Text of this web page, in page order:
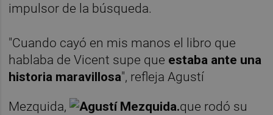
impulsor de la búsqueda.
"Cuando cayó en mis manos el libro que
hablaba de Vicent supe que estaba ante una
historia maravillosa", refleja Agustí
Mezquida,
que rodó su